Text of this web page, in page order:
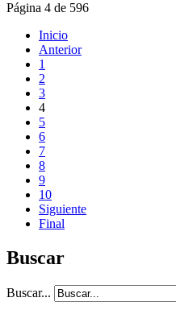
Página 4 de 596
Inicio
Anterior
1
2
3
4
5
6
7
8
9
10
Siguiente
Final
Buscar
Buscar...